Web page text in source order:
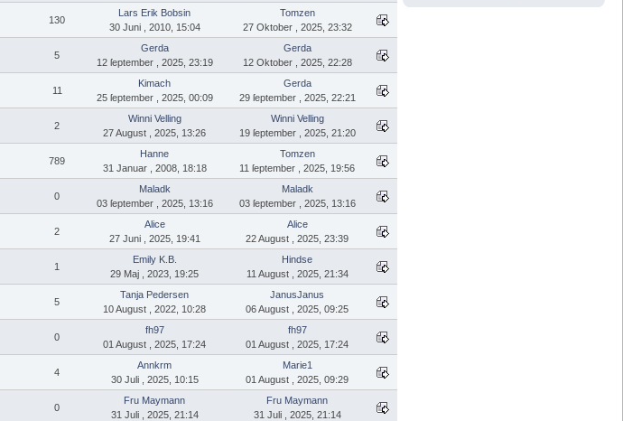
130
Lars Erik Bobsin
30 Juni , 2010, 15:04
Tomzen
27 Oktober , 2025, 23:32
5
Gerda
12 ſeptember , 2025, 23:19
Gerda
12 Oktober , 2025, 22:28
11
Kimach
25 ſeptember , 2025, 00:09
Gerda
29 ſeptember , 2025, 22:21
2
Winni Velling
27 August , 2025, 13:26
Winni Velling
19 ſeptember , 2025, 21:20
789
Hanne
31 Januar , 2008, 18:18
Tomzen
11 ſeptember , 2025, 19:56
0
Maladk
03 ſeptember , 2025, 13:16
Maladk
03 ſeptember , 2025, 13:16
2
Alice
27 Juni , 2025, 19:41
Alice
22 August , 2025, 23:39
1
Emily K.B.
29 Maj , 2023, 19:25
Hindse
11 August , 2025, 21:34
5
Tanja Pedersen
10 August , 2022, 10:28
JanusJanus
06 August , 2025, 09:25
0
fh97
01 August , 2025, 17:24
fh97
01 August , 2025, 17:24
4
Annkrm
30 Juli , 2025, 10:15
Marie1
01 August , 2025, 09:29
0
Fru Maymann
31 Juli , 2025, 21:14
Fru Maymann
31 Juli , 2025, 21:14